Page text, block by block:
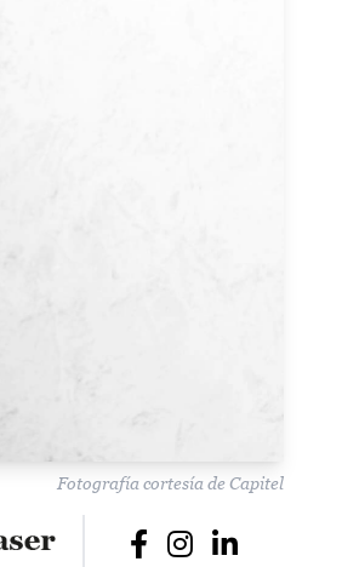
Fotografía cortesía de Capitel